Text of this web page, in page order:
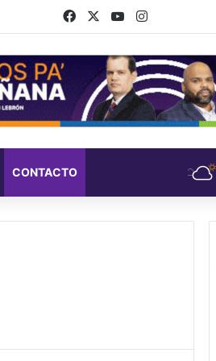
FacebookYouTubeInstagram
CONTACTO